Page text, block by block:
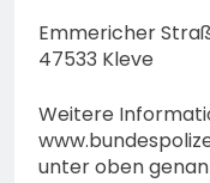
Emmericher
47533 Kleve
Weitere
unter oben